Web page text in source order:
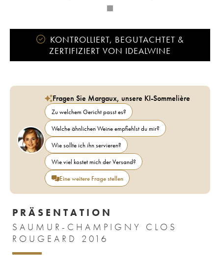
KONTROLLIERT, BEGUTACHTET &
ZERTIFIZIERT VON IDEALWINE
Fragen Sie Margaux, unsere KI-Sommelière
Zu welchem Gericht passt es?
Welche ähnlichen Weine empfiehlst du mir?
Wie sollte ich ihn servieren?
Wie viel kostet mich der Versand?
Eine weitere Frage stellen
PRÄSENTATION
SAUMUR-CHAMPIGNY CLOS
ROUGEARD 2016